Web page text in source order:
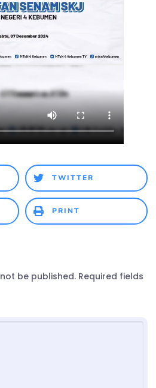
TWITTER
PRINT
be published. Required fields